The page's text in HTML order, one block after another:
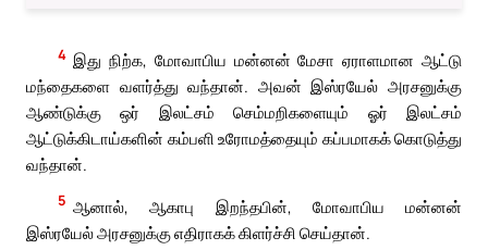
4 இது நிற்க, மோவாபிய மன்னன் மேசா ஏராளமான ஆட்டு
மந்தைகளை வளர்த்து வந்தான். அவன் இஸ்ரயேல் அரசனுக்கு
ஆண்டுக்கு ஒர் இலட்சம் செம்மறிகளையும் ஓர் இலட்சம்
ஆட்டுக்கிடாய்களின் கம்பளி உரோமத்தையும் கப்பமாகக் கொடுத்து
வந்தான்.
5 ஆனால், ஆகாபு இறந்தபின், மோவாபிய மன்னன்
இஸ்ரயேல் அரசனுக்கு எதிராகக் கிளர்ச்சி செய்தான்.